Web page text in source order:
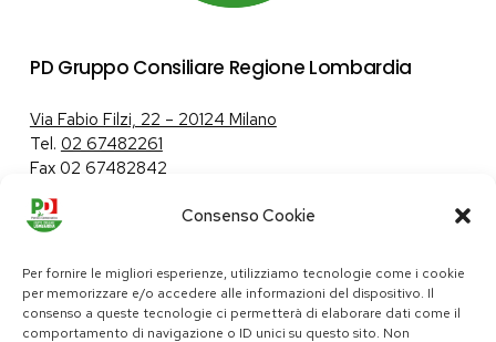
Consenso Cookie
Per fornire le migliori esperienze, utilizziamo tecnologie come i cookie
per memorizzare e/o accedere alle informazioni del dispositivo. Il
consenso a queste tecnologie ci permetterà di elaborare dati come il
comportamento di navigazione o ID unici su questo sito. Non
PD Gruppo Consiliare Regione Lombardia
Via Fabio Filzi, 22 – 20124 Milano
Tel. 02 67482261
Fax 02 67482842
Tutela dei dati personali|Politica sui cookie